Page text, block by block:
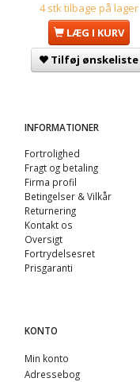
4 stk tilbage på lager
LÆG I KURV
Tilføj ønskeliste
INFORMATIONER
Fortrolighed
Fragt og betaling
Firma profil
Betingelser & Vilkår
Returnering
Kontakt os
Oversigt
Fortrydelsesret
Prisgaranti
KONTO
Min konto
Adressebog